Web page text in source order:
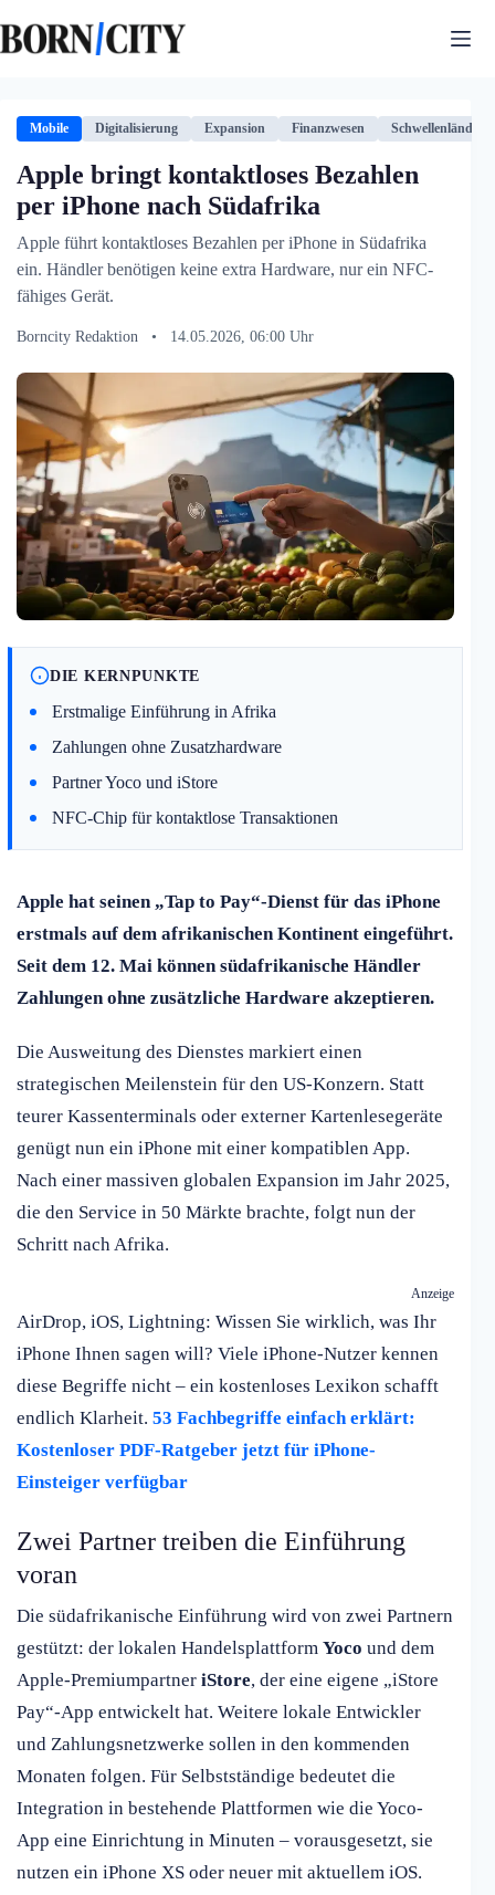
Inhalt
springen
Mobile Digitalisierung Expansion Finanzwesen Schwellenländer
Apple bringt kontaktloses Bezahlen
per iPhone nach Südafrika
Apple führt kontaktloses Bezahlen per iPhone in Südafrika
ein. Händler benötigen keine extra Hardware, nur ein NFC-
fähiges Gerät.
Borncity Redaktion • 14.05.2026, 06:00 Uhr
DIE KERNPUNKTE
Erstmalige Einführung in Afrika
Zahlungen ohne Zusatzhardware
Partner Yoco und iStore
NFC-Chip für kontaktlose Transaktionen
Apple hat seinen „Tap to Pay“-Dienst für das iPhone
erstmals auf dem afrikanischen Kontinent eingeführt.
Seit dem 12. Mai können südafrikanische Händler
Zahlungen ohne zusätzliche Hardware akzeptieren.
Die Ausweitung des Dienstes markiert einen
strategischen Meilenstein für den US-Konzern. Statt
teurer Kassenterminals oder externer Kartenlesegeräte
genügt nun ein iPhone mit einer kompatiblen App.
Nach einer massiven globalen Expansion im Jahr 2025,
die den Service in 50 Märkte brachte, folgt nun der
Schritt nach Afrika.
Anzeige
AirDrop, iOS, Lightning: Wissen Sie wirklich, was Ihr
iPhone Ihnen sagen will? Viele iPhone-Nutzer kennen
diese Begriffe nicht – ein kostenloses Lexikon schafft
endlich Klarheit. 53 Fachbegriffe einfach erklärt:
Kostenloser PDF-Ratgeber jetzt für iPhone-
Einsteiger verfügbar
Zwei Partner treiben die Einführung
voran
Die südafrikanische Einführung wird von zwei Partnern
gestützt: der lokalen Handelsplattform Yoco und dem
Apple-Premiumpartner iStore, der eine eigene „iStore
Pay“-App entwickelt hat. Weitere lokale Entwickler
und Zahlungsnetzwerke sollen in den kommenden
Monaten folgen. Für Selbstständige bedeutet die
Integration in bestehende Plattformen wie die Yoco-
App eine Einrichtung in Minuten – vorausgesetzt, sie
nutzen ein iPhone XS oder neuer mit aktuellem iOS.